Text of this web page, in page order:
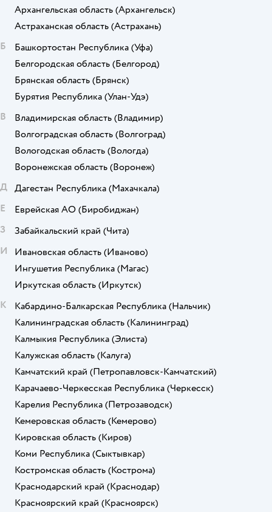
Архангельская область (Архангельск)
Астраханская область (Астрахань)
Б
Башкортостан Республика (Уфа)
Белгородская область (Белгород)
Брянская область (Брянск)
Бурятия Республика (Улан-Удэ)
В
Владимирская область (Владимир)
Волгоградская область (Волгоград)
Вологодская область (Вологда)
Воронежская область (Воронеж)
Д Дагестан Республика (Махачкала)
Е
Еврейская АО (Биробиджан)
З
Забайкальский край (Чита)
И
Ивановская область (Иваново)
Ингушетия Республика (Магас)
Иркутская область (Иркутск)
К
Кабардино-Балкарская Республика (Нальчик)
Калининградская область (Калининград)
Калмыкия Республика (Элиста)
Калужская область (Калуга)
Камчатский край (Петропавловск-Камчатский)
Карачаево-Черкесская Республика (Черкесск)
Карелия Республика (Петрозаводск)
Кемеровская область (Кемерово)
Кировская область (Киров)
Коми Республика (Сыктывкар)
Костромская область (Кострома)
Краснодарский край (Краснодар)
Красноярский край (Красноярск)